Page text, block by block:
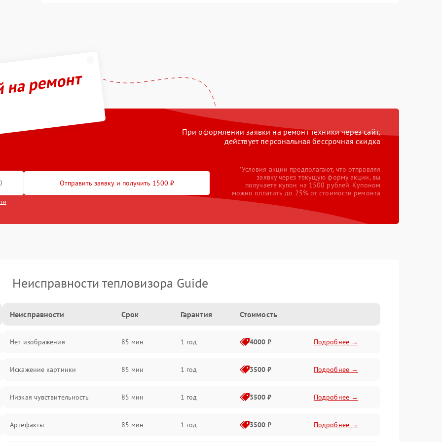
ремонт
При оформлении заявки на ремонт техники через сайт,
действует персональная бессрочная скидка
Отправить заявку и получить 1500 ₽
*Условия акции предполагают, что отправляя
заявку через текущую форму акции, вы
получаете купон на 1500 рублей. Купоном
можно оплатить до 25% от стоимости ремонта
Неисправности тепловизора Guide
Неисправности Срок Гарантия Стоимость
Нет изображения 85 мин 1 год 4000 ₽ Подробнее →
Искажение картинки 85 мин 1 год 3500 ₽ Подробнее →
Низкая чувствительность 85 мин 1 год 3500 ₽ Подробнее →
Артефакты 85 мин 1 год 3500 ₽ Подробнее →